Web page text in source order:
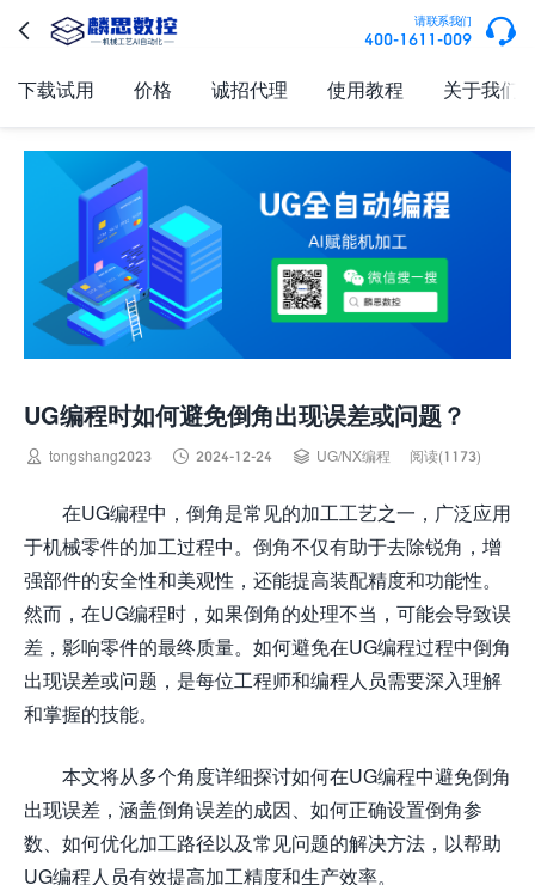
 请联系我们
400-1611-009 
下载试用 价格 诚招代理 使用教程 关于我们
UG编程时如何避免倒角出现误差或问题？
 tongshang2023  2024-12-24  UG/NX编程 阅读(1173)
在UG编程中，倒角是常见的加工工艺之一，广泛应用
于机械零件的加工过程中。倒角不仅有助于去除锐角，增
强部件的安全性和美观性，还能提高装配精度和功能性。
然而，在UG编程时，如果倒角的处理不当，可能会导致误
差，影响零件的最终质量。如何避免在UG编程过程中倒角
出现误差或问题，是每位工程师和编程人员需要深入理解
和掌握的技能。
本文将从多个角度详细探讨如何在UG编程中避免倒角
出现误差，涵盖倒角误差的成因、如何正确设置倒角参
数、如何优化加工路径以及常见问题的解决方法，以帮助
UG编程人员有效提高加工精度和生产效率。